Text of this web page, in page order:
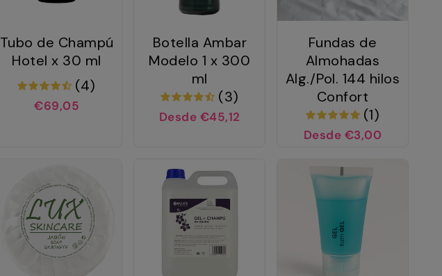
Tubo de Champú
Hotel x 30 ml
(4)
€69,05
Botella Ambar
Modelo 1 x 300
ml
(3)
Desde €45,12
Fundas de
Almohadas
Alg./Pol. 144 hilos
Confort
(1)
Desde €3,00